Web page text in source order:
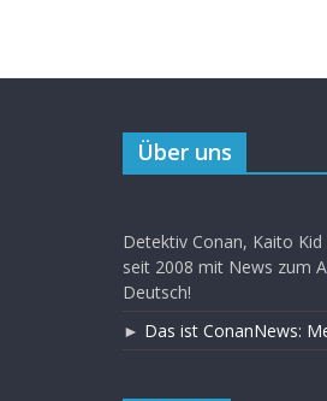
Über uns
Detektiv Conan, Kaito
seit 2008 mit News zum
Deutsch!
► Das ist ConanNews: